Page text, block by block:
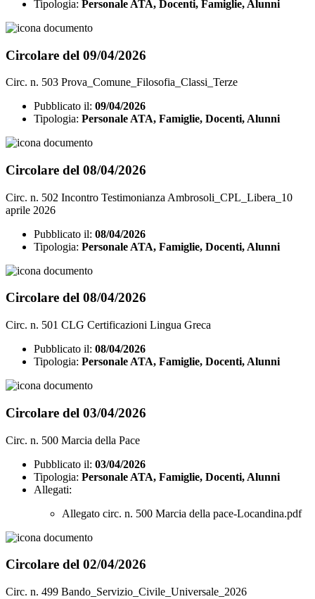
Tipologia: Personale ATA, Docenti, Famiglie, Alunni
Circolare del 09/04/2026
Circ. n. 503 Prova_Comune_Filosofia_Classi_Terze
Pubblicato il: 09/04/2026
Tipologia: Personale ATA, Famiglie, Docenti, Alunni
Circolare del 08/04/2026
Circ. n. 502 Incontro Testimonianza Ambrosoli_CPL_Libera_10
aprile 2026
Pubblicato il: 08/04/2026
Tipologia: Personale ATA, Famiglie, Docenti, Alunni
Circolare del 08/04/2026
Circ. n. 501 CLG Certificazioni Lingua Greca
Pubblicato il: 08/04/2026
Tipologia: Personale ATA, Famiglie, Docenti, Alunni
Circolare del 03/04/2026
Circ. n. 500 Marcia della Pace
Pubblicato il: 03/04/2026
Tipologia: Personale ATA, Famiglie, Docenti, Alunni
Allegati:
Allegato circ. n. 500 Marcia della pace-Locandina.pdf
Circolare del 02/04/2026
Circ. n. 499 Bando_Servizio_Civile_Universale_2026